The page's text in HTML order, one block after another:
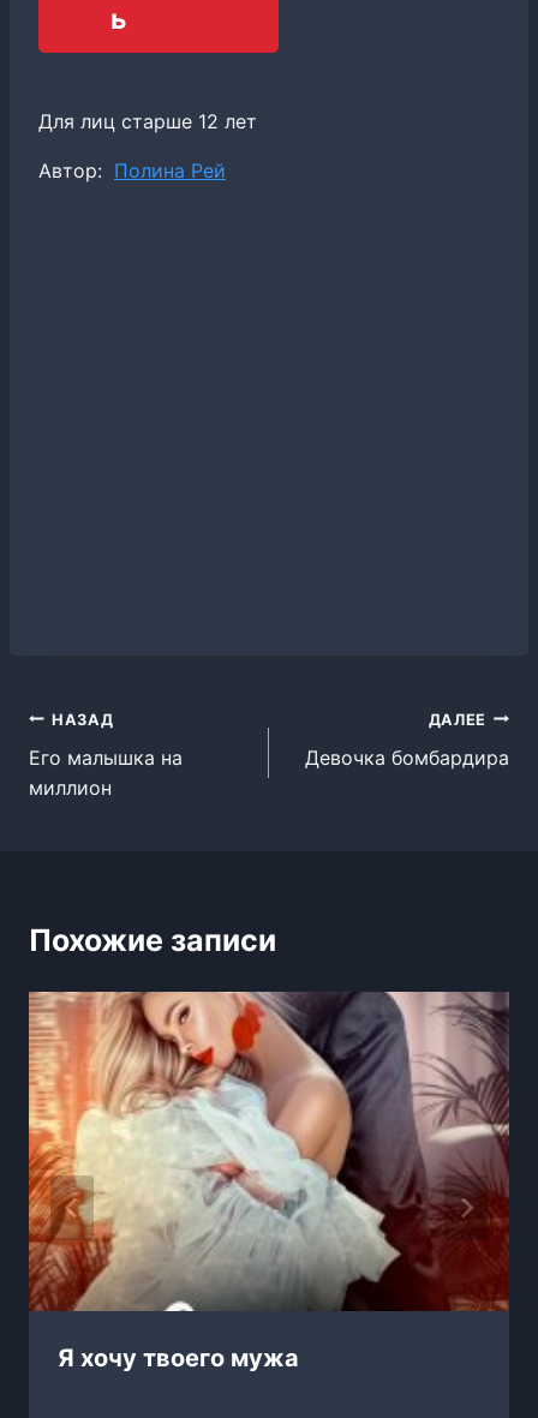
ь
Для лиц старше 12 лет
Метки
Автор: Полина Рей
Навигация
по
НАЗАД
Его малышка на
миллион
ДАЛЕЕ
Девочка бомбардира
Похожие записи
Я хочу твоего мужа